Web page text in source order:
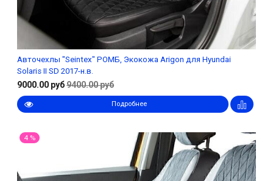
Авточехлы "Seintex" РОМБ, Экокожа Arigon для Hyundai
Solaris II SD 2017-н.в.
9000.00 руб9400.00 руб
Подробнее
4 %